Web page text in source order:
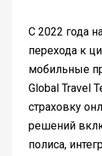
С 2022 года
перехода к
мобильные
Global Travel
страховку
решений
полиса,